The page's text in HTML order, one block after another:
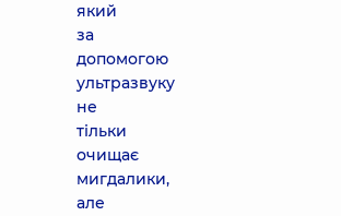
який
за
допомогою
ультразвуку
не
тільки
очищає
мигдалики,
але